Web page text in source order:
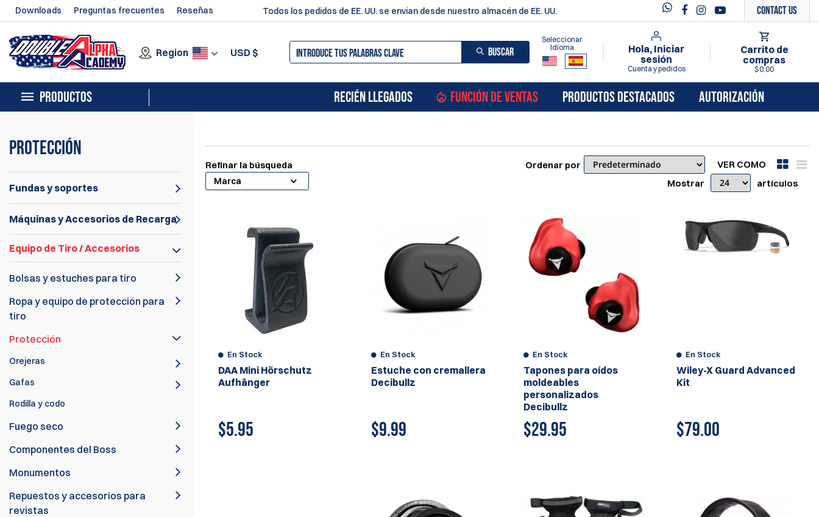
Downloads Preguntas frecuentes Reseñas Todos los pedidos de EE. UU. se envían desde nuestro almacén de EE. UU. Contact Us
Region USD $ BUSCAR
Seleccionar
Idioma
Hola, Iniciar
sesión
Cuenta y pedidos
Carrito de
compras
$0.00
PRODUCTOS RECIÉN LLEGADOS FUNCIÓN DE VENTAS PRODUCTOS DESTACADOS AUTORIZACIÓN
Protección
Fundas y soportes
Máquinas y Accesorios de Recarga
Equipo de Tiro / Accesorios
Bolsas y estuches para tiro
Ropa y equipo de protección para
tiro
Protección
Orejeras
Gafas
Rodilla y codo
Fuego seco
Componentes del Boss
Monumentos
Repuestos y accesorios para
revistas
Refinar la búsqueda
Marca
VER COMO
Ordenar por
Mostrar
artículos
En Stock
DAA Mini Hörschutz
Aufhänger
$5.95
En Stock
Estuche con cremallera
Decibullz
$9.99
En Stock
Tapones para oídos
moldeables
personalizados
Decibullz
$29.95
En Stock
Wiley-X Guard Advanced
Kit
$79.00